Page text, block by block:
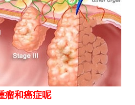
瘤和癌症呢